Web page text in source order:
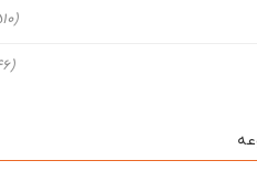
(510)
(46)